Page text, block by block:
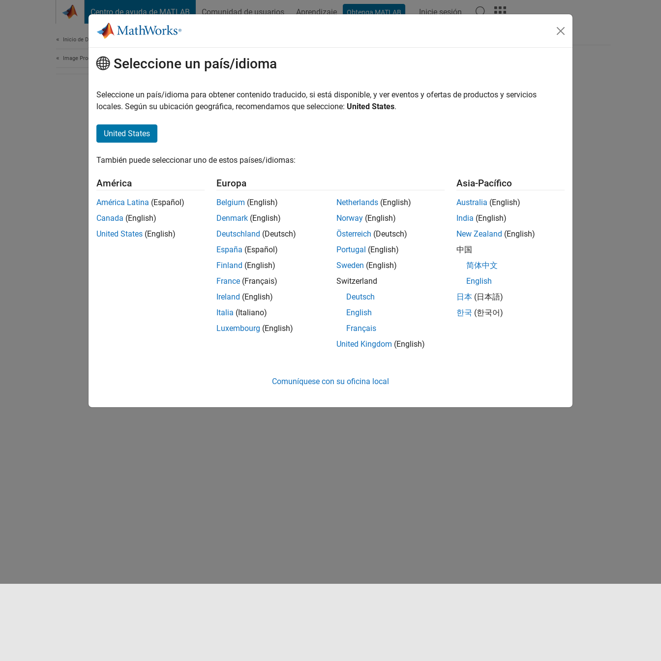
Centro de ayuda de MATLAB Comunidad de usuarios Aprendizaje Obtenga MATLAB Inicie sesión
Inicio de Documentación
Image Processing and Computer Vision
How useful was this information?
Seleccione un país/idioma
Seleccione un país/idioma para obtener contenido traducido, si está disponible, y ver eventos y ofertas de productos y servicios
locales. Según su ubicación geográfica, recomendamos que seleccione: United States.
United States
También puede seleccionar uno de estos países/idiomas:
América
América Latina (Español)
Canada (English)
United States (English)
Europa
Belgium (English)
Denmark (English)
Deutschland (Deutsch)
España (Español)
Finland (English)
France (Français)
Ireland (English)
Italia (Italiano)
Luxembourg (English)
Netherlands (English)
Norway (English)
Österreich (Deutsch)
Portugal (English)
Sweden (English)
Switzerland
Deutsch
English
Français
United Kingdom (English)
Asia-Pacífico
Australia (English)
India (English)
New Zealand (English)
中国
简体中文
English
日本 (日本語)
한국 (한국어)
Comuníquese con su oficina local